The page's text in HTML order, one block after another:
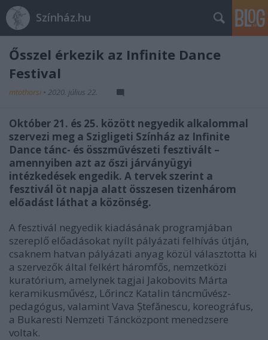
Színház.hu
Ősszel érkezik az Infinite Dance
Festival
mtothorsi • 2020. július 22.
Október 21. és 25. között negyedik alkalommal
szervezi meg a Szigligeti Színház az Infinite
Dance tánc- és összművészeti fesztivált –
amennyiben azt az őszi járványügyi
intézkedések engedik. A tervek szerint a
fesztivál öt napja alatt összesen tizenhárom
előadást láthat a közönség.
A fesztivál negyedik kiadásának programjában
szereplő előadásokat nyílt pályázati felhívás útján,
csaknem hatvan pályázati anyag közül választotta ki
a szervezők által felkért háromfős, nemzetközi
kuratórium, amelynek tagjai Jakobovits Márta
keramikusművész, Lőrincz Katalin táncművész-
pedagógus, valamint Vava Ștefănescu, koreográfus,
a Bukaresti Nemzeti Táncközpont menedzsere
voltak.